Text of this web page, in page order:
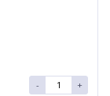
- +